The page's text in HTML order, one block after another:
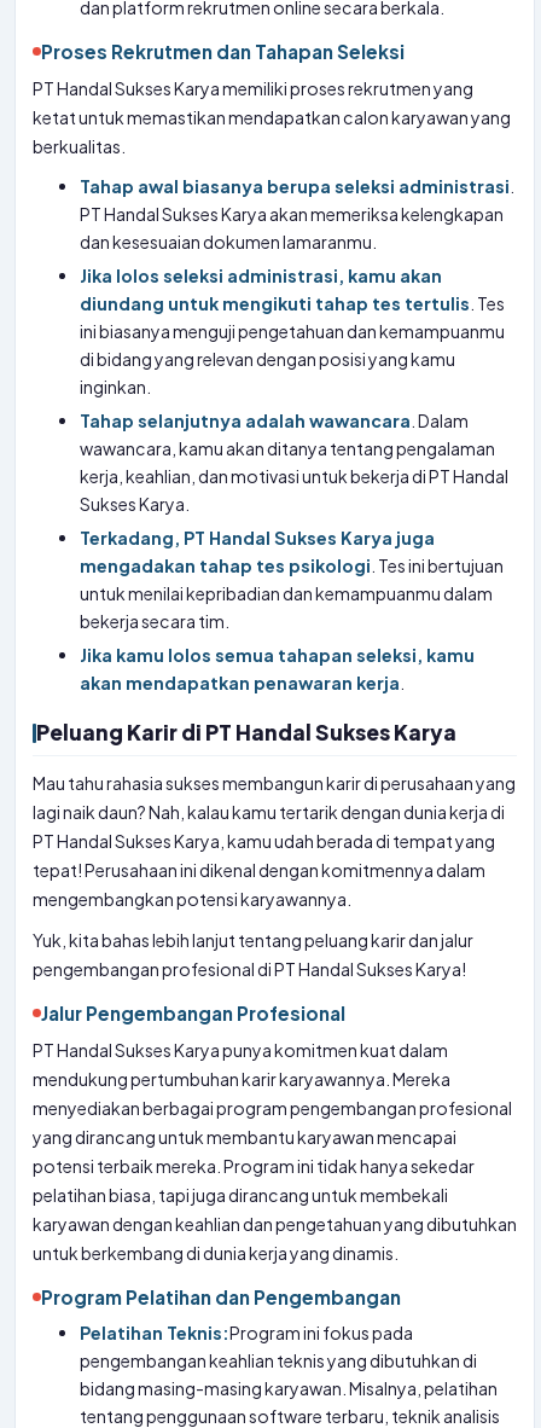
dan platform rekrutmen online secara berkala.
Proses Rekrutmen dan Tahapan Seleksi
PT Handal Sukses Karya memiliki proses rekrutmen yang
ketat untuk memastikan mendapatkan calon karyawan yang
berkualitas.
Tahap awal biasanya berupa seleksi administrasi
PT Handal Sukses Karya akan memeriksa kelengkapan
dan kesesuaian dokumen lamaranmu.
Jika lolos seleksi administrasi, kamu akan
diundang untuk mengikuti tahap tes tertulis . Tes
ini biasanya menguji pengetahuan dan kemampuanmu
di bidang yang relevan dengan posisi yang kamu
inginkan.
Tahap selanjutnya adalah wawancara . Dalam
wawancara, kamu akan ditanya tentang pengalaman
kerja, keahlian, dan motivasi untuk bekerja di PT Handal
Sukses Karya.
Terkadang, PT Handal Sukses Karya juga
mengadakan tahap tes psikologi . Tes ini bertujuan
untuk menilai kepribadian dan kemampuanmu dalam
bekerja secara tim.
Jika kamu lolos semua tahapan seleksi, kamu
akan mendapatkan penawaran kerja
Peluang Karir di PT Handal Sukses Karya
Mau tahu rahasia sukses membangun karir di perusahaan yang
lagi naik daun? Nah, kalau kamu tertarik dengan dunia kerja di
PT Handal Sukses Karya, kamu udah berada di tempat yang
tepat! Perusahaan ini dikenal dengan komitmennya dalam
mengembangkan potensi karyawannya.
Yuk, kita bahas lebih lanjut tentang peluang karir dan jalur
pengembangan profesional di PT Handal Sukses Karya!
Jalur Pengembangan Profesional
PT Handal Sukses Karya punya komitmen kuat dalam
mendukung pertumbuhan karir karyawannya. Mereka
menyediakan berbagai program pengembangan profesional
yang dirancang untuk membantu karyawan mencapai
potensi terbaik mereka. Program ini tidak hanya sekedar
pelatihan biasa, tapi juga dirancang untuk membekali
karyawan dengan keahlian dan pengetahuan yang dibutuhkan
untuk berkembang di dunia kerja yang dinamis.
Program Pelatihan dan Pengembangan
Pelatihan Teknis:Program ini fokus pada
pengembangan keahlian teknis yang dibutuhkan di
bidang masing-masing karyawan. Misalnya, pelatihan
tentang penggunaan software terbaru, teknik analisis